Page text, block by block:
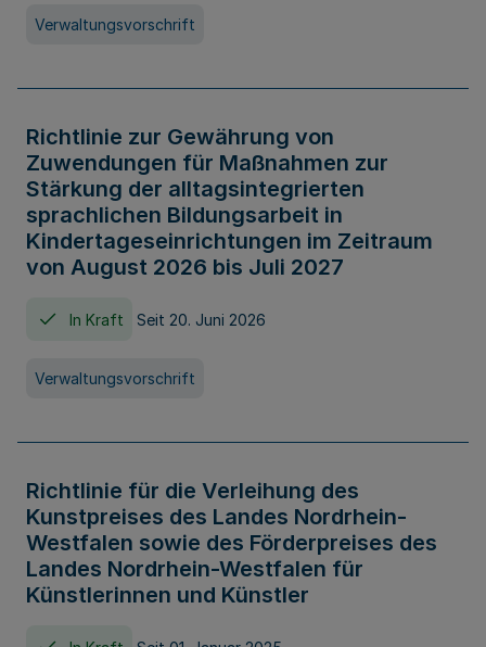
Verwaltungsvorschrift
Richtlinie zur Gewährung von
Zuwendungen für Maßnahmen zur
Stärkung der alltagsintegrierten
sprachlichen Bildungsarbeit in
Kindertageseinrichtungen im Zeitraum
von August 2026 bis Juli 2027
In Kraft Seit 20. Juni 2026
Verwaltungsvorschrift
Richtlinie für die Verleihung des
Kunstpreises des Landes Nordrhein-
Westfalen sowie des Förderpreises des
Landes Nordrhein-Westfalen für
Künstlerinnen und Künstler